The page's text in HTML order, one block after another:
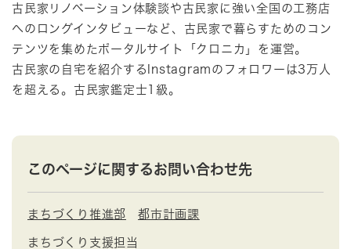
古民家リノベーション体験談や古民家に強い全国の工務店
へのロングインタビューなど、古民家で暮らすためのコン
テンツを集めたポータルサイト「クロニカ」を運営。
古民家の自宅を紹介するInstagramのフォロワーは3万人
を超える。古民家鑑定士1級。
このページに関するお問い合わせ先
まちづくり推進部 都市計画課
まちづくり支援担当